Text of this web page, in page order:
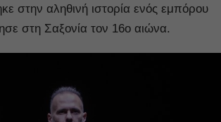
στην αληθινή ιστορία ενός εμπόρου
στη Σαξονία τον 16ο αιώνα.